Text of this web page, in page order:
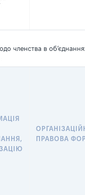
членства в
ПРАВОВА